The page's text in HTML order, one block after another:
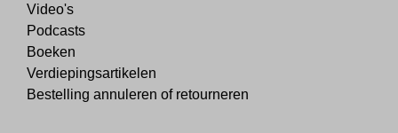
Video's
Podcasts
Boeken
Verdiepingsartikelen
Bestelling annuleren of retourneren